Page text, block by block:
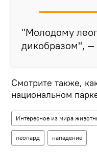
"Молодому
дикобразом", —
Смотрите также,
национальном
Интересное из мира
леопард нападение